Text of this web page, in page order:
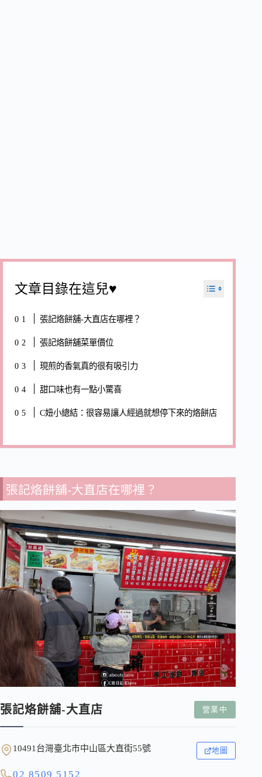
文章目錄在這兒♥
張記烙餅舖-大直店在哪裡？
張記烙餅舖菜單價位
現煎的香氣真的很有吸引力
甜口味也有一點小驚喜
C妞小總結：很容易讓人經過就想停下來的烙餅店
張記烙餅舖-大直店在哪裡？
張記烙餅舖-大直店 營業中
10491台灣臺北市中山區大直街55號 地圖
02 8509 5152